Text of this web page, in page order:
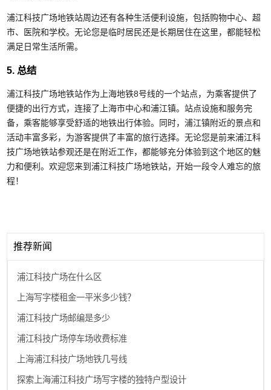
浦江科技广场地铁站周边还有各种生活便利设施，包括购物中心、超
市、医院和学校。无论您是临时居民还是长期居住在这里，都能轻松
满足日常生活所需。
5. 总结
浦江科技广场地铁站作为上海地铁8号线的一个站点，为乘客提供了
便捷的出行方式，连接了上海市中心和浦江镇。站点设施和服务完
备，乘客能够享受舒适的地铁出行体验。同时，浦江镇附近的景点和
活动丰富多彩，为游客提供了丰富的旅行选择。无论您是前来浦江科
技广场地铁站参观还是在附近工作，都能够充分体验到这个地区的魅
力和便利。欢迎您来到浦江科技广场地铁站，开始一段令人难忘的旅
程！
推荐新闻
浦江科技广场在什么区
上海写字楼租金一平米多少钱？
浦江科技广场邮编是多少
浦江科技广场停车场收费标准
上海浦江科技广场地铁几号线
探索上海浦江科技广场写字楼的独特户型设计